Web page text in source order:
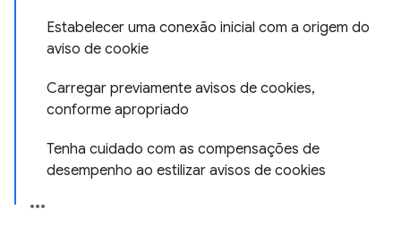
Estabelecer uma conexão inicial com a origem do
aviso de cookie
Carregar previamente avisos de cookies,
conforme apropriado
Tenha cuidado com as compensações de
desempenho ao estilizar avisos de cookies